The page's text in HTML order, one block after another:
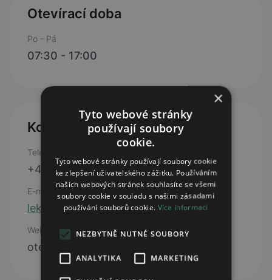
Otevírací doba
Po - Pá
07:30 - 17:00
Kontakty
Telefon
+420 318 621 767
E-mail
lekarna@lekarnapribram.cz
Web
otevřít web
×
Tyto webové stránky
používají soubory
cookie.
Tyto webové stránky používají soubory cookie
ke zlepšení uživatelského zážitku. Používáním
našich webových stránek souhlasíte se všemi
soubory cookie v souladu s našimi zásadami
používání souborů cookie. Více informací
NEZBYTNĚ NUTNÉ SOUBORY
ANALYTIKA MARKETING